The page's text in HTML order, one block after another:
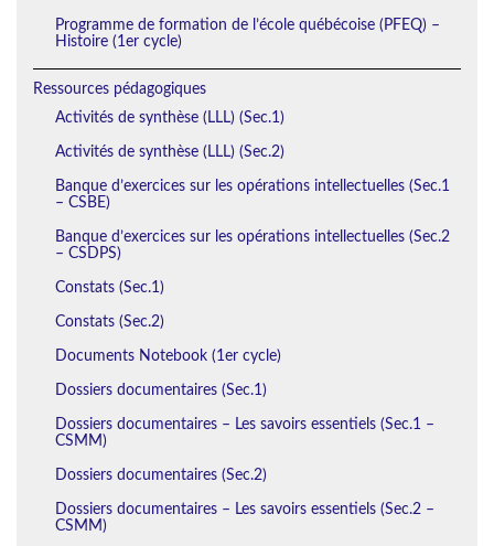
Programme de formation de l’école québécoise (PFEQ) –
Histoire (1er cycle)
Ressources pédagogiques
Activités de synthèse (LLL) (Sec.1)
Activités de synthèse (LLL) (Sec.2)
Banque d’exercices sur les opérations intellectuelles (Sec.1
– CSBE)
Banque d’exercices sur les opérations intellectuelles (Sec.2
– CSDPS)
Constats (Sec.1)
Constats (Sec.2)
Documents Notebook (1er cycle)
Dossiers documentaires (Sec.1)
Dossiers documentaires – Les savoirs essentiels (Sec.1 –
CSMM)
Dossiers documentaires (Sec.2)
Dossiers documentaires – Les savoirs essentiels (Sec.2 –
CSMM)